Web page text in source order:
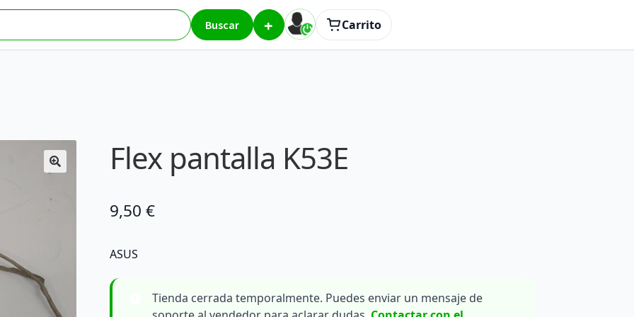
Buscar + Carrito
Flex pantalla K53E
9,50 €
ASUS
Tienda cerrada temporalmente. Puedes enviar un mensaje de